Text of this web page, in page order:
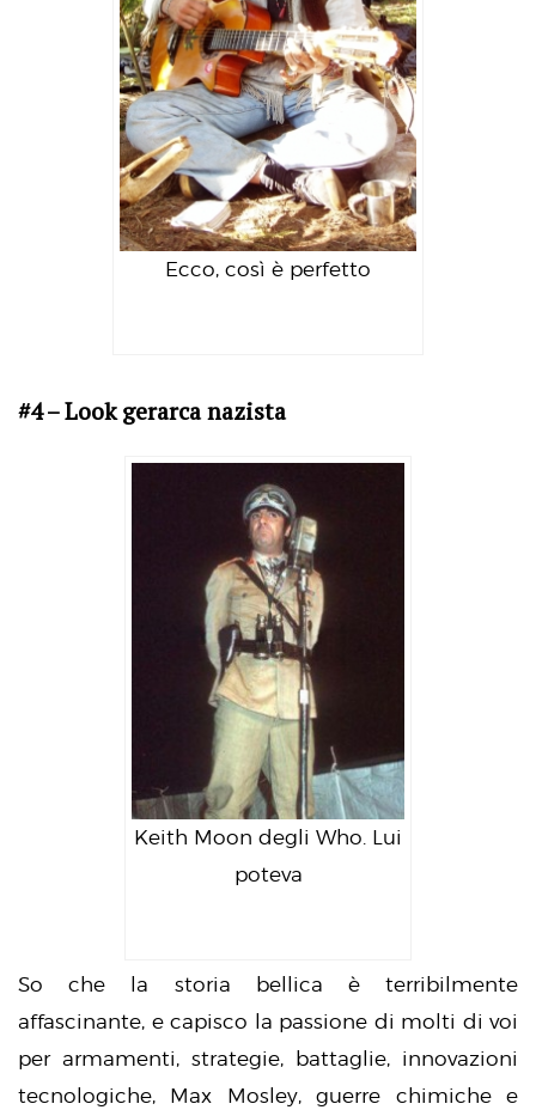
Ecco, così è perfetto
#4 – Look gerarca nazista
Keith Moon degli Who. Lui
poteva
So che la storia bellica è terribilmente
affascinante, e capisco la passione di molti di voi
per armamenti, strategie, battaglie, innovazioni
tecnologiche, Max Mosley, guerre chimiche e